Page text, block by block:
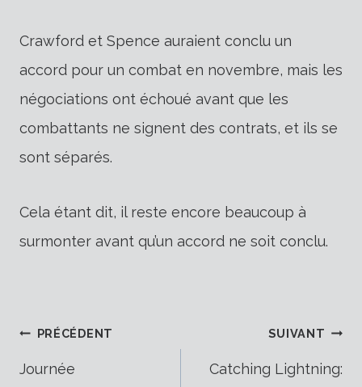
Crawford et Spence auraient conclu un
accord pour un combat en novembre, mais les
négociations ont échoué avant que les
combattants ne signent des contrats, et ils se
sont séparés.
Cela étant dit, il reste encore beaucoup à
surmonter avant qu’un accord ne soit conclu.
Navigation
PRÉCÉDENT
Journée
SUIVANT
Catching Lightning: